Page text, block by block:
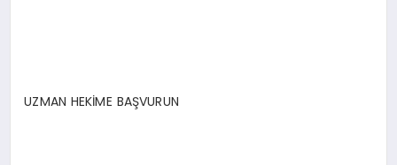
UZMAN HEKİME BAŞVURUN